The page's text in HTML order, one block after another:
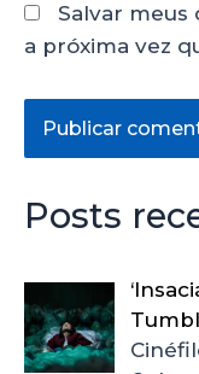
Salvar meus
a próxima vez
Posts